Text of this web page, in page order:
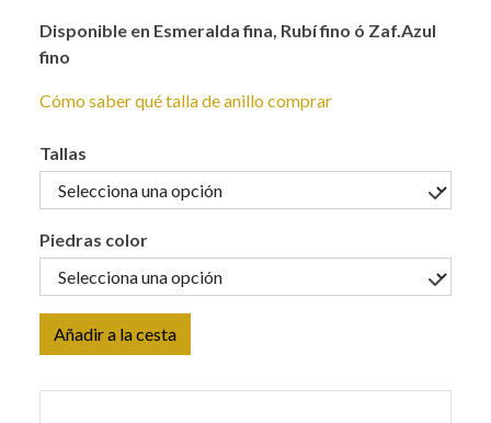
Disponible en Esmeralda fina, Rubí fino ó Zaf.Azul
fino
Cómo saber qué talla de anillo comprar
Tallas
Piedras color
Añadir a la cesta